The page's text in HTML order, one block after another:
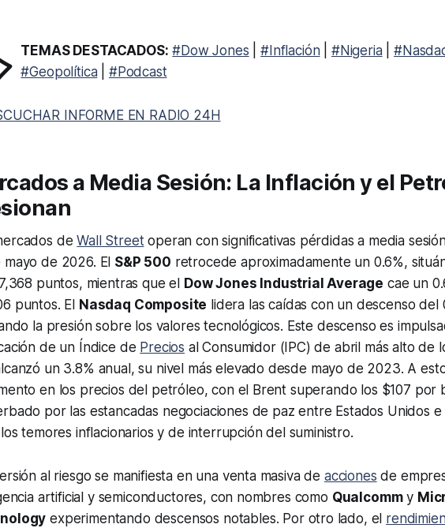
TEMAS DESTACADOS: #Dow Jones |#Inflación| #Nigeria|
#Geopolítica| #Podcast
INFORME EN RADIO 24H
a Media Sesión: La Inflación y el
deWall Streetoperan con significativas pérdidas a media
mayo de 2026. El S&P 500 retrocede aproximadamente un 0.6%,
puntos, mientras que el
Dow Jones Industrial Average cae un
puntos. El Nasdaq Composite lidera las caídas con un descenso del
la presión sobre los valores tecnológicos. Este descenso es
de un Índice de Precios al Consumidor (IPC) de abril más alto de
un 3.8% anual, su nivel más elevado desde mayo de 2023. A
en los precios del petróleo, con el Brent superando los $107 por
por las estancadas negociaciones de paz entre Estados Unidos
temores inflacionarios y de interrupción del suministro.
al riesgo se manifiesta en una venta masiva de acciones de
artificial y semiconductores, con nombres como Qualcommy
experimentando descensos notables. Por otro lado, el